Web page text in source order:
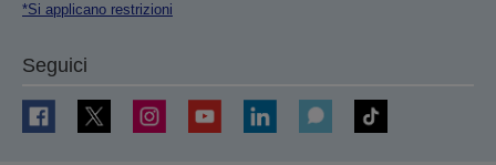
*Si applicano restrizioni
Seguici